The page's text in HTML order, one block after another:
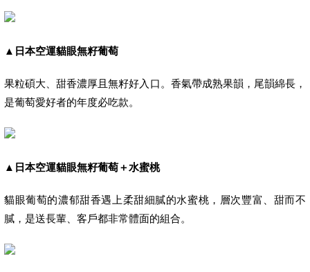
▲ 日本空運貓眼無籽葡萄
果粒碩大、甜香濃厚且無籽好入口。香氣帶成熟果韻，尾韻綿長，
是葡萄愛好者的年度必吃款。
▲ 日本空運貓眼無籽葡萄＋水蜜桃
貓眼葡萄的濃郁甜香遇上柔甜細膩的水蜜桃，層次豐富、甜而不
膩，是送長輩、客戶都非常體面的組合。